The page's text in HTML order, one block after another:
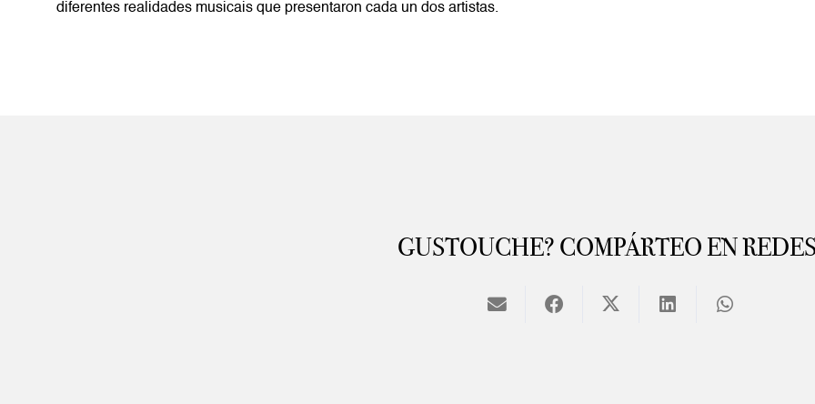
diferentes realidades musicais que presentaron cada un dos artistas.
GUSTOUCHE? COMPÁRTEO EN